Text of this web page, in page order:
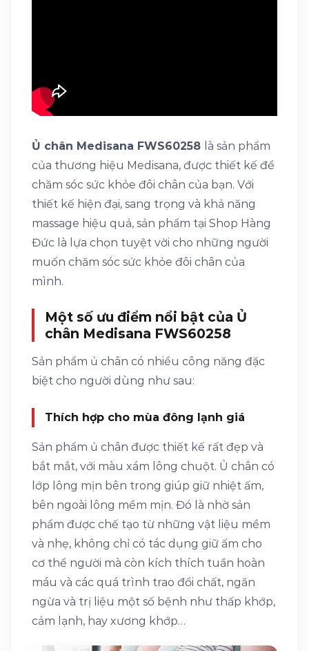
Ủ chân Medisana FWS60258 là sản phẩm
của thương hiệu Medisana, được thiết kế để
chăm sóc sức khỏe đôi chân của bạn. Với
thiết kế hiện đại, sang trọng và khả năng
massage hiệu quả, sản phẩm tại Shop Hàng
Đức là lựa chọn tuyệt vời cho những người
muốn chăm sóc sức khỏe đôi chân của
mình.
Một số ưu điểm nổi bật của Ủ
chân Medisana FWS60258
Sản phẩm ủ chân có nhiều công năng đặc
biệt cho người dùng như sau:
Thích hợp cho mùa đông lạnh giá
Sản phẩm ủ chân được thiết kế rất đẹp và
bắt mắt, với màu xám lông chuột. Ủ chân có
lớp lông mịn bên trong giúp giữ nhiệt ấm,
bên ngoài lông mềm mịn. Đó là nhờ sản
phẩm được chế tạo từ những vật liệu mềm
và nhẹ, không chỉ có tác dụng giữ ấm cho
cơ thể người mà còn kích thích tuần hoàn
máu và các quá trình trao đổi chất, ngăn
ngừa và trị liệu một số bệnh như thấp khớp,
cảm lạnh, hay xương khớp…